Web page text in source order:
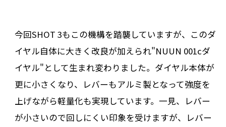
今回SHOT 3もこの機構を踏襲していますが、このダ
イヤル自体に大きく改良が加えられ"NUUN 001cダ
イヤル"として生まれ変わりました。ダイヤル本体が
更に小さくなり、レバーもアルミ製となって強度を
上げながら軽量化も実現しています。一見、レバー
が小さいので回しにくい印象を受けますが、レバー